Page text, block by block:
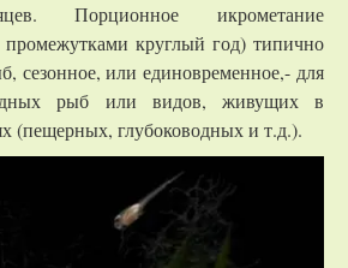
Порционное икрометание
круглый год) типично
сезонное, или единовременное,- для
рыб или видов, живущих в
(пещерных, глубоководных и т.д.).